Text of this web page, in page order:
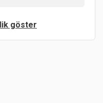
göster